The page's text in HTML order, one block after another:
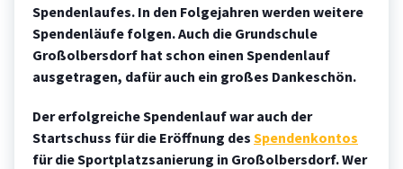
Spendenlaufes. In den Folgejahren werden weitere
Spendenläufe folgen. Auch die Grundschule
Großolbersdorf hat schon einen Spendenlauf
ausgetragen, dafür auch ein großes Dankeschön.
Der erfolgreiche Spendenlauf war auch der
Startschuss für die Eröffnung des Spendenkontos
für die Sportplatzsanierung in Großolbersdorf. Wer